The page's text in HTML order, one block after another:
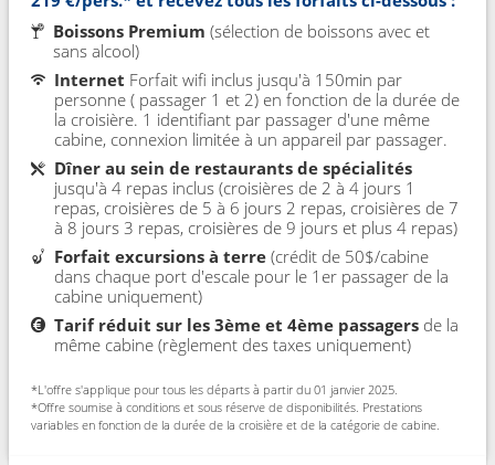
Boissons Premium (sélection de boissons avec et
sans alcool)
Internet Forfait wifi inclus jusqu'à 150min par
personne ( passager 1 et 2) en fonction de la durée de
la croisière. 1 identifiant par passager d'une même
cabine, connexion limitée à un appareil par passager.
Dîner au sein de restaurants de spécialités
jusqu'à 4 repas inclus (croisières de 2 à 4 jours 1
repas, croisières de 5 à 6 jours 2 repas, croisières de 7
à 8 jours 3 repas, croisières de 9 jours et plus 4 repas)
Forfait excursions à terre (crédit de 50$/cabine
dans chaque port d'escale pour le 1er passager de la
cabine uniquement)
Tarif réduit sur les 3ème et 4ème passagers de la
même cabine (règlement des taxes uniquement)
*L'offre s'applique pour tous les départs à partir du 01 janvier 2025.
*Offre soumise à conditions et sous réserve de disponibilités. Prestations
variables en fonction de la durée de la croisière et de la catégorie de cabine.